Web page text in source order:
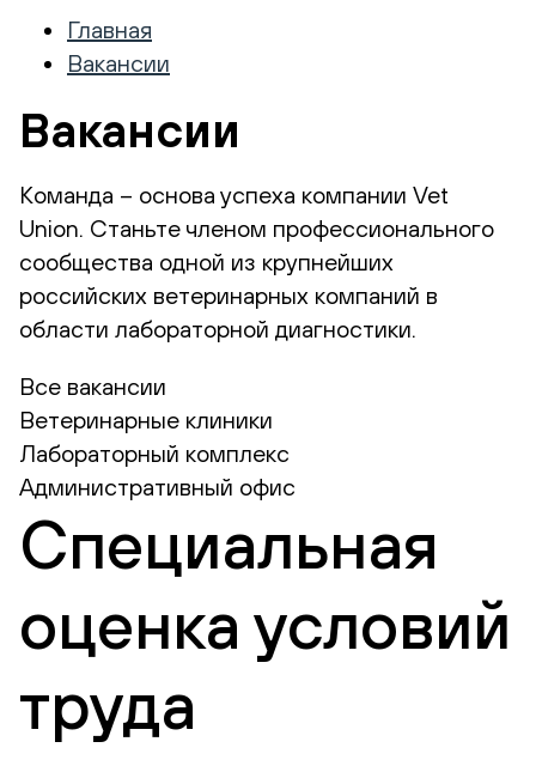
Главная
Вакансии
Вакансии
Команда – основа успеха компании Vet
Union. Станьте членом профессионального
сообщества одной из крупнейших
российских ветеринарных компаний в
области лабораторной диагностики.
Все вакансии
Ветеринарные клиники
Лабораторный комплекс
Административный офис
Специальная
оценка условий
труда